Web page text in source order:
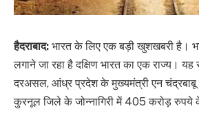
हैदराबाद: भारत के लिए एक बड़ी खुशखबरी है।
लगाने जा रहा है दक्षिण भारत का एक राज्य।
दरअसल, आंध्र प्रदेश के मुख्यमंत्री एन
कुरनूल जिले के जोन्नागिरी में 405 करोड़ रुपये